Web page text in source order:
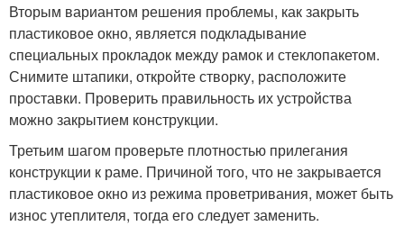
Вторым вариантом решения проблемы, как закрыть
пластиковое окно, является подкладывание
специальных прокладок между рамок и стеклопакетом.
Снимите штапики, откройте створку, расположите
проставки. Проверить правильность их устройства
можно закрытием конструкции.
Третьим шагом проверьте плотностью прилегания
конструкции к раме. Причиной того, что не закрывается
пластиковое окно из режима проветривания, может быть
износ утеплителя, тогда его следует заменить.